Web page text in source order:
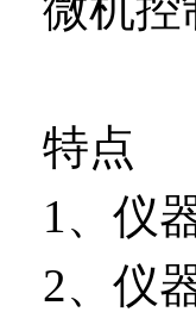
特点
1、仪
2、仪